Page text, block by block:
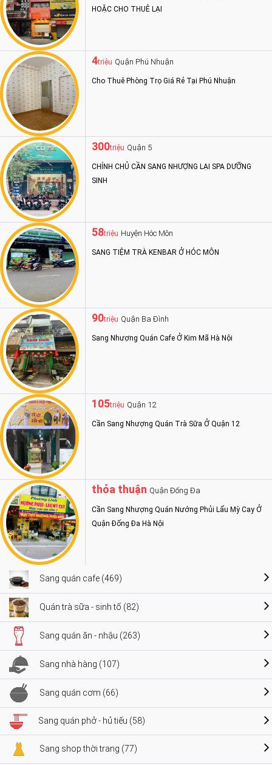
HOẶC CHO THUÊ LẠI
4triệu Quận Phú Nhuận
Cho Thuê Phòng Trọ Giá Rẻ Tại Phú Nhuận
300triệu Quận 5
CHÍNH CHỦ CẦN SANG NHƯỢNG LẠI SPA DƯỠNG
SINH
58triệu Huyện Hóc Môn
SANG TIỆM TRÀ KENBAR Ở HÓC MÔN
90triệu Quận Ba Đình
Sang Nhượng Quán Cafe Ở Kim Mã Hà Nội
105triệu Quận 12
Cần Sang Nhượng Quán Trà Sữa Ở Quận 12
thỏa thuận Quận Đống Đa
Cần Sang Nhượng Quán Nướng Phủi Lẩu Mỳ Cay Ở
Quận Đống Đa Hà Nội
Sang quán cafe (469)
Quán trà sữa - sinh tố (82)
Sang quán ăn - nhậu (263)
Sang nhà hàng (107)
Sang quán cơm (66)
Sang quán phở - hủ tiếu (58)
Sang shop thời trang (77)